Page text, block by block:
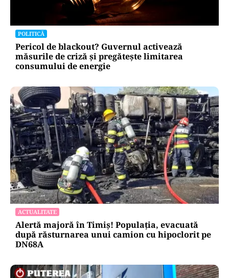
POLITICĂ
Pericol de blackout? Guvernul activează
măsurile de criză și pregătește limitarea
consumului de energie
ACTUALITATE
Alertă majoră în Timiș! Populația, evacuată
după răsturnarea unui camion cu hipoclorit pe
DN68A